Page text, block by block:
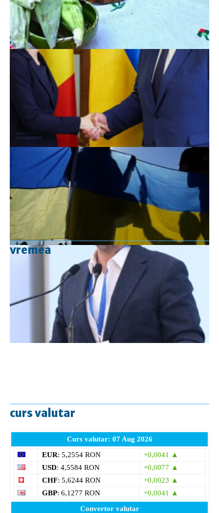
vremea
curs valutar
Curs valutar: 07 Aug 2026
EUR: 5,2554 RON
+0,0041 ▲
USD: 4,5584 RON
+0,0077 ▲
CHF: 5,6244 RON
+0,0023 ▲
GBP: 6,1277 RON
+0,0041 ▲
Convertor valutar